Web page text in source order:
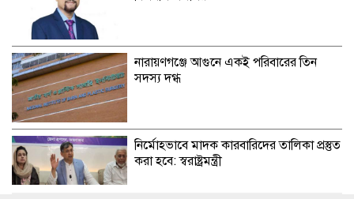
নারায়ণগঞ্জে আগুনে একই পরিবারের তিন
সদস্য দগ্ধ
নির্মোহভাবে মাদক কারবারিদের তালিকা প্রস্তুত
করা হবে: স্বরাষ্ট্রমন্ত্রী